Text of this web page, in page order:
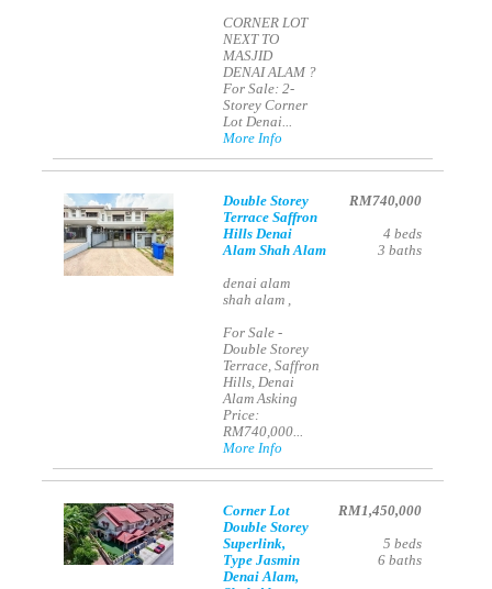
CORNER LOT
NEXT TO
MASJID
DENAI ALAM ?
For Sale: 2-
Storey Corner
Lot Denai...
More Info
Double Storey
Terrace Saffron
Hills Denai
Alam Shah Alam
denai alam
shah alam ,
For Sale -
Double Storey
Terrace, Saffron
Hills, Denai
Alam Asking
Price:
RM740,000...
More Info
RM740,000
4 beds
3 baths
Corner Lot
Double Storey
Superlink,
Type Jasmin
Denai Alam,
RM1,450,000
5 beds
6 baths